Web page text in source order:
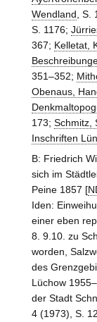
Wendland ,
S. 1176;
367; Kelletat,
351–352;
Obenaus,
173; Schmitz,
Inschriften
B: Friedrich
sich im
Peine 1857 [
Iden:
einer eben
8. 9.10. zu
worden,
des
Lüchow
der Stadt
4 (1973), S.